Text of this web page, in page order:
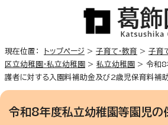
現在位置： トップページ > 子育て・教育 > 子育
区立幼稚園・私立幼稚園 > 私立幼稚園 > 令和8
護者に対する入園料補助金及び2歳児保育料補
令和8年度私立幼稚園等園児の